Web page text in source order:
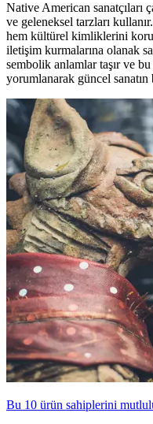
Native American sanatçıları
ve geleneksel tarzları
hem kültürel kimliklerini
iletişim kurmalarına olanak
sembolik anlamlar taşır ve
yorumlanarak güncel sanatın
Bu 10 ürün sahiplerini